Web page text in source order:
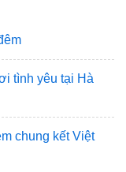
tình yêu tại Hà
chung kết Việt